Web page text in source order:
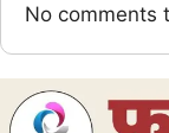
No comments